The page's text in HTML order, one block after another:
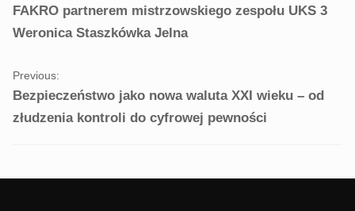
o
w
d
o
w
)
Previous:
Bezpieczeństwo jako nowa waluta XXI wieku – od
złudzenia kontroli do cyfrowej pewności
FAKRO partnerem mistrzowskiego zespołu UKS 3
Weronica Staszkówka Jelna